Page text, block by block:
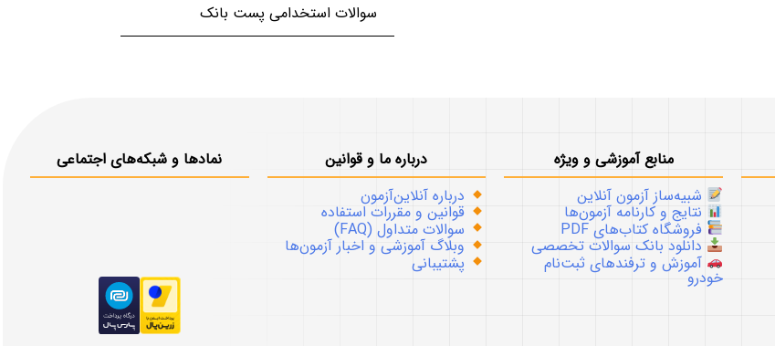
سوالات استخدامی پست بانک
منابع آموزشی و ویژه
شبیه‌ساز آزمون آنلاین
نتایج و کارنامه آزمون‌ها
فروشگاه کتاب‌های PDF
دانلود بانک سوالات تخصصی
آموزش و ترفندهای ثبت‌نام
خودرو
درباره ما و قوانین
درباره آنلاین‌آزمون
قوانین و مقررات استفاده
سوالات متداول (FAQ)
وبلاگ آموزشی و اخبار آزمون‌ها
پشتیبانی
نمادها و شبکه‌های اجتماعی